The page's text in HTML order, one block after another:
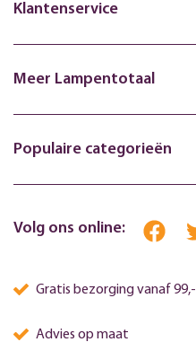
Klantenservice
Meer Lampentotaal
Populaire categorieën
Volg ons online:
Gratis bezorging vanaf 99,-
Advies op maat